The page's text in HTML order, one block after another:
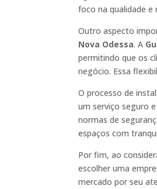
foco na qualidade e
Outro aspecto
Nova Odessa. A
permitindo que os
negócio. Essa
O processo de
um serviço seguro
normas de
espaços com
Por fim, ao
escolher uma
mercado por seu